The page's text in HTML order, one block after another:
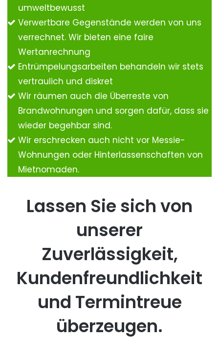
umweltbewusst
Verwertbare Gegenstände werden von uns
verrechnet. Wir bieten eine faire
Wertanrechnung
Entrümpelungsarbeiten behandeln wir stets
vertraulich und diskret
Wir räumen auch die Überreste von
Brandwohnungen und sorgen dafür, dass sie
wieder begehbar sind.
Wir erschrecken auch nicht vor Messie-
Wohnungen oder Hinterlassenschaften von
Mietnomaden.
Lassen Sie sich von
unserer
Zuverlässigkeit,
Kundenfreundlichkeit
und Termintreue
überzeugen.